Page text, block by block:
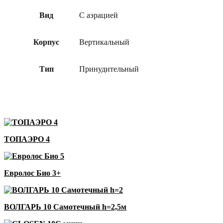
Вид С аэрацией
Корпус Вертикальный
Тип Принудительный
ТОПАЭРО 4
Евролос Био 3+
ВОЛГАРЬ 10 Самотечный h=2,5м